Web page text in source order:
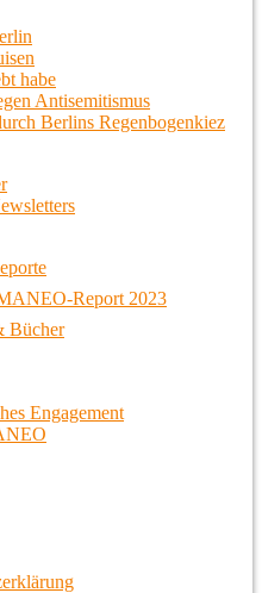
habe
Antisemitismus
Berlins Regenbogenkiez
Report 2023
Bücher
Engagement